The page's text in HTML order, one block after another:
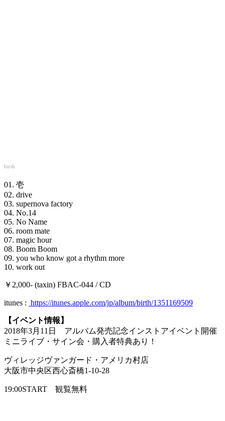
birth
01. 壱
02. drive
03. supernova factory
04. No.14
05. No Name
06. room mate
07. magic hour
08. Boom Boom
09. you who know got a rhythm more
10. work out
￥2,000- (taxin) FBAC-044 / CD
itunes : https://itunes.apple.com/jp/album/birth/1351169509
【イベント情報】
2018年3月11日 アルバム発売記念インストアイベント開催
ミニライブ・サイン会・購入者特典あり！
ヴィレッジヴァンガード・アメリカ村店
大阪市中央区西心斎橋1-10-28
19:00START 観覧無料